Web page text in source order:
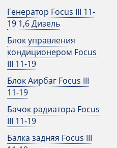
Генератор Focus III 11-
19 1,6 Дизель
Блок управления
кондиционером Focus
III 11-19
Блок Аирбаг Focus III
11-19
Бачок радиатора Focus
III 11-19
Балка задняя Focus III